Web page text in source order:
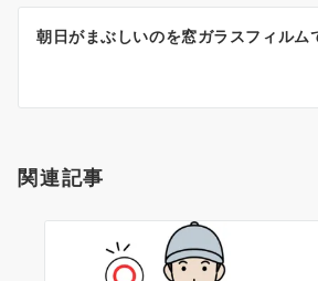
ン
朝日がまぶしいのを窓ガラスフィルム
関連記事